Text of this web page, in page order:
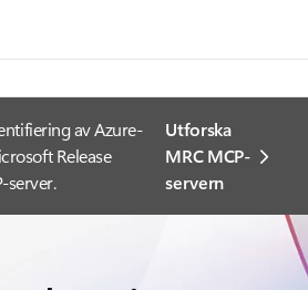
av Azure-
Release
server.
Utforska
MRC MCP-
servern